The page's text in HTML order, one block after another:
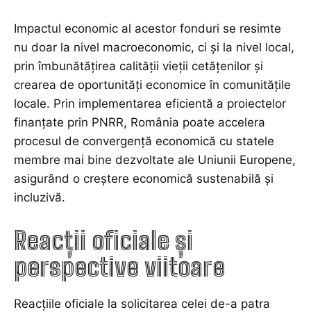
Impactul economic al acestor fonduri se resimte
nu doar la nivel macroeconomic, ci și la nivel local,
prin îmbunătățirea calității vieții cetățenilor și
crearea de oportunități economice în comunitățile
locale. Prin implementarea eficientă a proiectelor
finanțate prin PNRR, România poate accelera
procesul de convergență economică cu statele
membre mai bine dezvoltate ale Uniunii Europene,
asigurând o creștere economică sustenabilă și
incluzivă.
Reacții oficiale și
perspective viitoare
Reacțiile oficiale la solicitarea celei de-a patra